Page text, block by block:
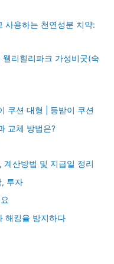
사용하는 천연성분 치약:
리힐리파크 가성비굿(숙
쿠션 대형 | 등받이 쿠션
교체 방법은?
계산방법 및 지급일 정리
, 투자
해킹을 방지하다